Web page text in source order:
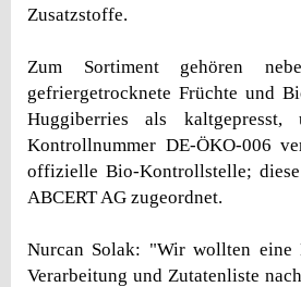
Zusatzstoffe.
Zum Sortiment gehören
gefriergetrocknete Früchte und
Huggiberries als
Kontrollnummer DE-ÖKO-006
offizielle Bio-Kontrollstelle;
ABCERT AG zugeordnet.
Nurcan Solak: "Wir wollten eine
Verarbeitung und Zutatenliste